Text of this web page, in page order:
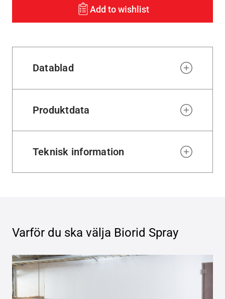
Add to wishlist
Datablad
Produktdata
Teknisk information
Varför du ska välja Biorid Spray